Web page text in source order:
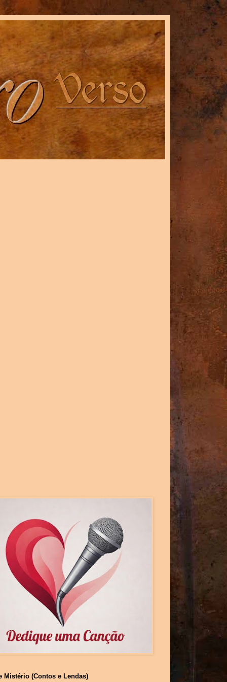
Mistério (Contos e Lendas)